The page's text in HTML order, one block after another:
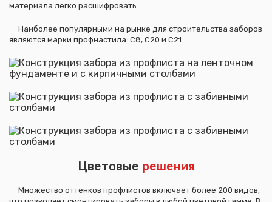
материала легко расшифровать.
Наиболее популярными на рынке для строительства заборов
являются марки профнастила: С8, С20 и С21.
Цветовые решения
Множество оттенков профлистов включает более 200 видов,